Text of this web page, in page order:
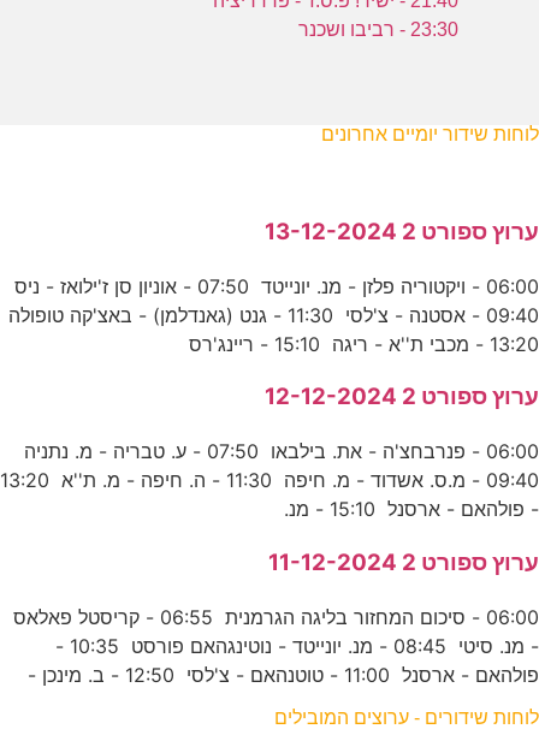
23:30 - רביבו ושכנר
לוחות שידור יומיים אחרונים
ערוץ ספורט 2 13-12-2024
06:00 - ויקטוריה פלזן - מנ. יונייטד 07:50 - אוניון סן ז'ילואז - ניס
09:40 - אסטנה - צ'לסי 11:30 - גנט (גאנדלמן) - באצ'קה טופולה
13:20 - מכבי ת''א - ריגה 15:10 - ריינג'רס
ערוץ ספורט 2 12-12-2024
06:00 - פנרבחצ'ה - את. בילבאו 07:50 - ע. טבריה - מ. נתניה
09:40 - מ.ס. אשדוד - מ. חיפה 11:30 - ה. חיפה - מ. ת''א 13:20
- פולהאם - ארסנל 15:10 - מנ.
ערוץ ספורט 2 11-12-2024
06:00 - סיכום המחזור בליגה הגרמנית 06:55 - קריסטל פאלאס
- מנ. סיטי 08:45 - מנ. יונייטד - נוטינגהאם פורסט 10:35 -
פולהאם - ארסנל 11:00 - טוטנהאם - צ'לסי 12:50 - ב. מינכן -
לוחות שידורים - ערוצים המובילים